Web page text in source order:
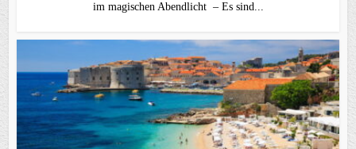
im magischen Abendlicht – Es sind...